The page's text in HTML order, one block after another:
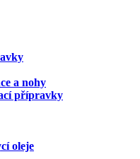
a nohy
přípravky
oleje